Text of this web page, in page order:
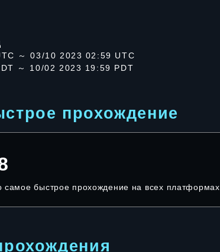
～ 03/10 2023 02:59 UTC
～ 10/02 2023 19:59 PDT
прохождение
самое быстрое прохождение на всех платформах.